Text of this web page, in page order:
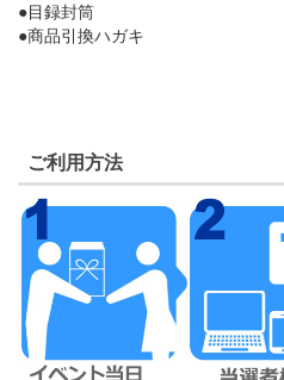
●目録封筒
●商品引換ハガキ
ご利用方法